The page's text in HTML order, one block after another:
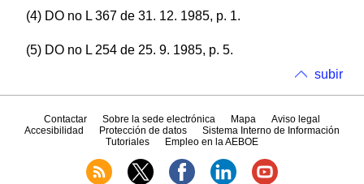
(4) DO no L 367 de 31. 12. 1985, p. 1.
(5) DO no L 254 de 25. 9. 1985, p. 5.
subir
Contactar Sobre la sede electrónica Mapa
Aviso legal
Accesibilidad
Protección de datos
Sistema Interno de Información
Tutoriales
Empleo en la AEBOE